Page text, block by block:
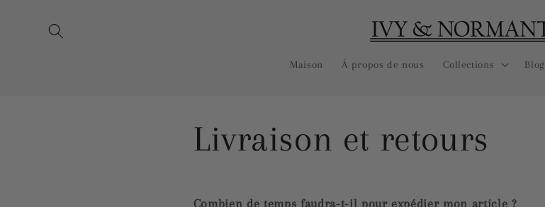
Maison À propos de nous Collections Blog
Livraison et retours
Combien de temps faudra-t-il pour expédier mon article ?